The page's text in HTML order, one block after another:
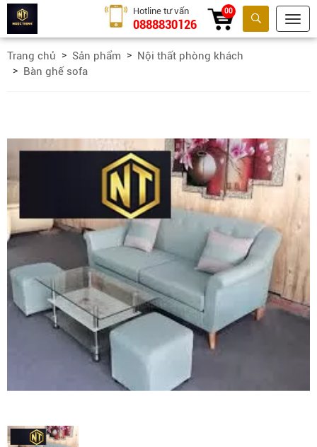
Tìm kiếm
Hotline tư vấn
0888830126
00
Trang chủ Sản phẩm
Nội thất phòng khách
Bàn ghế sofa